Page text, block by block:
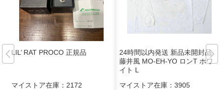
LIL’ RAT PROCO 正規品
マイストア在庫： 2172
24時間以内発送 新品未開封品
藤井風 MO-EH-YO ロンT ホワ
イト L
マイストア在庫： 3905